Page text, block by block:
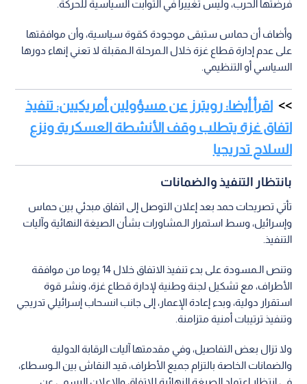
فرضتها الحرب، وليس تغييرا في الثوابت السياسية للحركة.
وأضاف أن حماس ستبقى موجودة كقوة سياسية، وأن موافقتها
على عدم إدارة قطاع غزة خلال الـمرحلة الـمقبلة لا تعني إنهاء دورها
السياسي أو التنظيمي.
اقرأ أيضا: رويترز عن مسؤولين أمريكيين: تنفيذ
اتفاق غزة يتطلب وقف الأنشطة العسكرية ونزع
السلاح تدريجيا
بانتظار التنفيذ والضمانات
تأتي تصريحات حمد بعد إعلان التوصل إلى اتفاق مبدئي بين حماس
وإسرائيل، وسط استمرار الـمشاورات بشأن الصيغة النهائية وآليات
التنفيذ.
وتنص الـمسودة على بدء تنفيذ الاتفاق خلال 14 يوما من موافقة
الأطراف، مع تشكيل لجنة وطنية لإدارة قطاع غزة، ونشر قوة
استقرار دولية، وبدء إعادة الإعمار، إلى جانب انسحاب إسرائيلي تدريجي
وتنفيذ ترتيبات أمنية متزامنة.
ولا تزال بعض التفاصيل، وفي مقدمتها آليات الرقابة الدولية
والضمانات الخاصة بالتزام جميع الأطراف، قيد النقاش بين الـوسطاء،
في انتظار اعتماد الصيغة النهائية للاتفاق والإعلان الرسمي عن